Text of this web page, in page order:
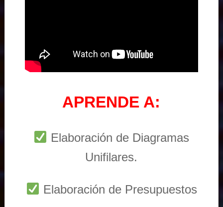
APRENDE A:
Elaboración de Diagramas
Unifilares.
Elaboración de Presupuestos